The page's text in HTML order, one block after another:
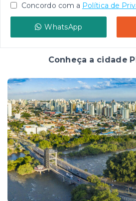
Concordo com a Política de
WhatsApp
Conheça a cidade